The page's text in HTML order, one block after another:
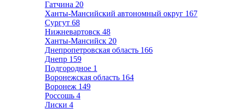
Гатчина 20
Ханты-Мансийский автономный округ 167
Сургут 68
Нижневартовск 48
Ханты-Мансийск 20
Днепропетровская область 166
Днепр 159
Подгородное 1
Воронежская область 164
Воронеж 149
Россошь 4
Лиски 4